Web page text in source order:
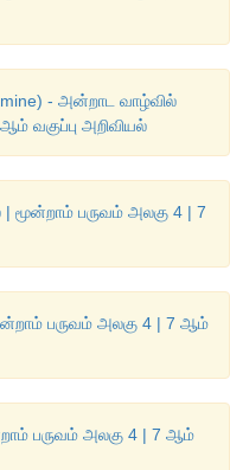
- அன்றாட வாழ்வில்
வகுப்பு அறிவியல்
மூன்றாம் பருவம் அலகு 4 | 7
பருவம் அலகு 4 | 7 ஆம்
பருவம் அலகு 4 | 7 ஆம்